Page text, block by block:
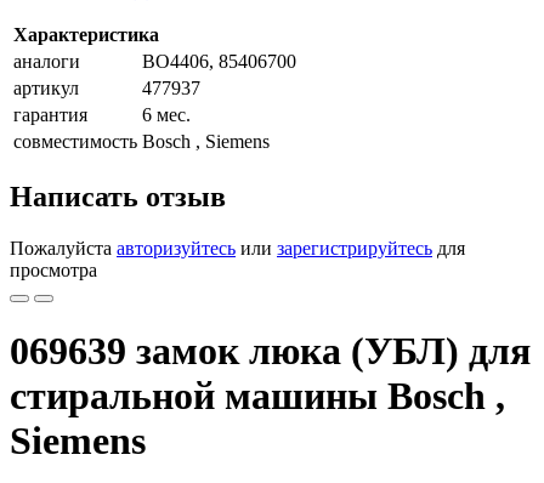
Характеристика
аналоги
BO4406, 85406700
артикул
477937
гарантия
6 мес.
совместимость Bosch , Siemens
Написать отзыв
Пожалуйста авторизуйтесь или зарегистрируйтесь для
просмотра
069639 замок люка (УБЛ) для
стиральной машины Bosch ,
Siemens